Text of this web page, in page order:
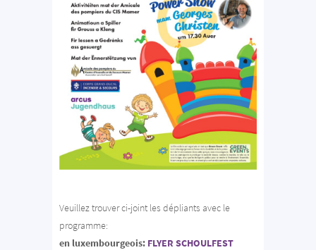
Veuillez trouver ci-joint les dépliants avec le
programme:
en luxembourgeois: FLYER SCHOULFEST